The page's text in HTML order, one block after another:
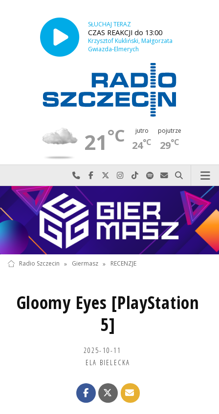
SŁUCHAJ TERAZ
CZAS REAKCJI do 13:00
Krzysztof Kukliński, Małgorzata
Gwiazda-Elmerych
21°C jutro
24°C
pojutrze
29°C
Najlepiej po prostu do nas zadzwoń
Odwiedź nas na Facebook-u
Odwiedź nas na X
Odwiedź nas na Instagram-ie
Odwiedź nas na TikTok-u
Szukaj nas na Spotify
Wyślij do nas
Szukaj
Radio Szczecin » Giermasz » RECENZJE
Gloomy Eyes [PlayStation
5]
2025-10-11
ELA BIELECKA